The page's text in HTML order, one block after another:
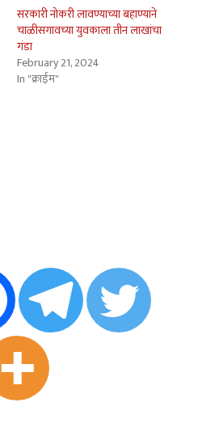
सरकारी नोकरी लावण्याच्या बहाण्याने
चाळीसगावच्या युवकाला तीन लाखांचा
गंडा
February 21, 2024
In "क्राईम"